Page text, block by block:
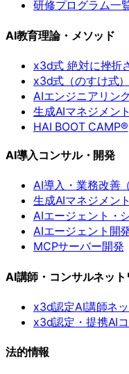
研修プログラム一
AI教育理論・メソッド
x3d式 絶対に挫折
x3d式（のすけ式
AIエンジニアリン
生成AIマネジメン
HAI BOOT CAMP®
AI導入コンサル・開発
AI導入・業務改善（
生成AIマネジメン
AIエージェント・
AIエージェント開
MCPサーバー開発
AI講師・コンサルネット
x3d認定AI講師ネ
x3d認定・提携AI
法的情報